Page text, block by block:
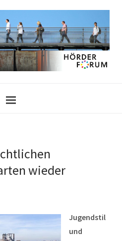
wieder
Jugendstil
und